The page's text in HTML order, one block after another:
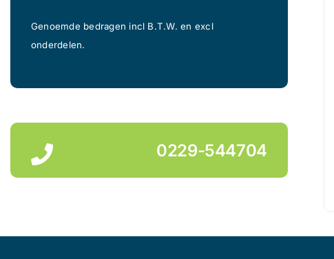
Genoemde bedragen incl B.T.W. en excl
onderdelen.
0229-544704